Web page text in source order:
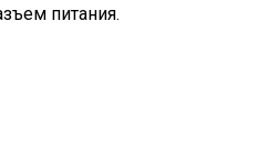
питания.